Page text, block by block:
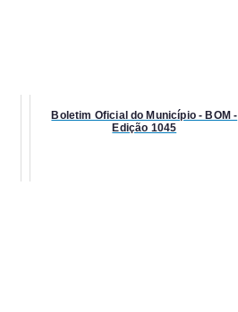
Boletim Oficial do Município - BOM -
Edição 1045